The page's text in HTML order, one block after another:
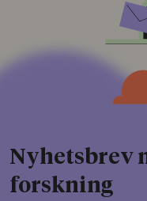
Nyhetsbrev
forskning